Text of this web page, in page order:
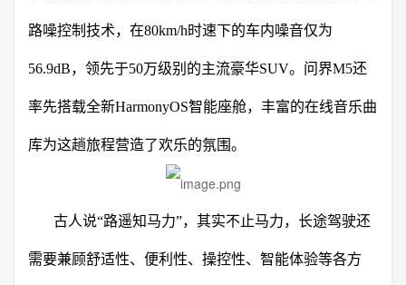
路噪控制技术，在80km/h时速下的车内噪音仅为
56.9dB，领先于50万级别的主流豪华SUV。问界M5还
率先搭载全新HarmonyOS智能座舱，丰富的在线音乐曲
库为这趟旅程营造了欢乐的氛围。
古人说“路遥知马力”，其实不止马力，长途驾驶还
需要兼顾舒适性、便利性、操控性、智能体验等各方